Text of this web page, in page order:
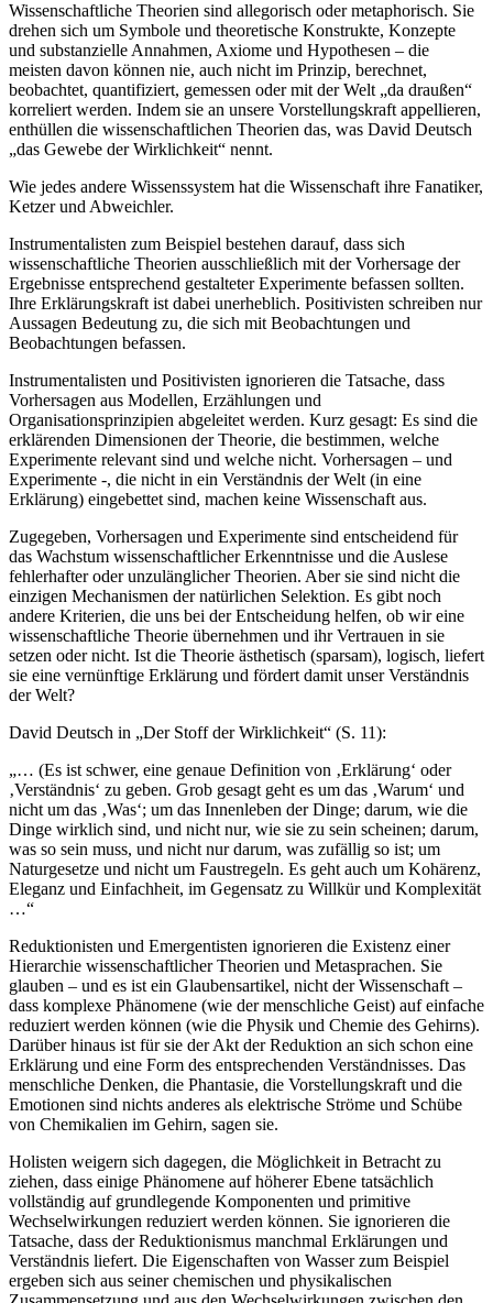
Wissenschaftliche Theorien sind allegorisch oder metaphorisch. Sie
drehen sich um Symbole und theoretische Konstrukte, Konzepte
und substanzielle Annahmen, Axiome und Hypothesen – die
meisten davon können nie, auch nicht im Prinzip, berechnet,
beobachtet, quantifiziert, gemessen oder mit der Welt „da draußen“
korreliert werden. Indem sie an unsere Vorstellungskraft appellieren,
enthüllen die wissenschaftlichen Theorien das, was David Deutsch
„das Gewebe der Wirklichkeit“ nennt.
Wie jedes andere Wissenssystem hat die Wissenschaft ihre Fanatiker,
Ketzer und Abweichler.
Instrumentalisten zum Beispiel bestehen darauf, dass sich
wissenschaftliche Theorien ausschließlich mit der Vorhersage der
Ergebnisse entsprechend gestalteter Experimente befassen sollten.
Ihre Erklärungskraft ist dabei unerheblich. Positivisten schreiben nur
Aussagen Bedeutung zu, die sich mit Beobachtungen und
Beobachtungen befassen.
Instrumentalisten und Positivisten ignorieren die Tatsache, dass
Vorhersagen aus Modellen, Erzählungen und
Organisationsprinzipien abgeleitet werden. Kurz gesagt: Es sind die
erklärenden Dimensionen der Theorie, die bestimmen, welche
Experimente relevant sind und welche nicht. Vorhersagen – und
Experimente -, die nicht in ein Verständnis der Welt (in eine
Erklärung) eingebettet sind, machen keine Wissenschaft aus.
Zugegeben, Vorhersagen und Experimente sind entscheidend für
das Wachstum wissenschaftlicher Erkenntnisse und die Auslese
fehlerhafter oder unzulänglicher Theorien. Aber sie sind nicht die
einzigen Mechanismen der natürlichen Selektion. Es gibt noch
andere Kriterien, die uns bei der Entscheidung helfen, ob wir eine
wissenschaftliche Theorie übernehmen und ihr Vertrauen in sie
setzen oder nicht. Ist die Theorie ästhetisch (sparsam), logisch, liefert
sie eine vernünftige Erklärung und fördert damit unser Verständnis
der Welt?
David Deutsch in „Der Stoff der Wirklichkeit“ (S. 11):
„… (Es ist schwer, eine genaue Definition von ‚Erklärung‘ oder
‚Verständnis‘ zu geben. Grob gesagt geht es um das ‚Warum‘ und
nicht um das ‚Was‘; um das Innenleben der Dinge; darum, wie die
Dinge wirklich sind, und nicht nur, wie sie zu sein scheinen; darum,
was so sein muss, und nicht nur darum, was zufällig so ist; um
Naturgesetze und nicht um Faustregeln. Es geht auch um Kohärenz,
Eleganz und Einfachheit, im Gegensatz zu Willkür und Komplexität
…“
Reduktionisten und Emergentisten ignorieren die Existenz einer
Hierarchie wissenschaftlicher Theorien und Metasprachen. Sie
glauben – und es ist ein Glaubensartikel, nicht der Wissenschaft –
dass komplexe Phänomene (wie der menschliche Geist) auf einfache
reduziert werden können (wie die Physik und Chemie des Gehirns).
Darüber hinaus ist für sie der Akt der Reduktion an sich schon eine
Erklärung und eine Form des entsprechenden Verständnisses. Das
menschliche Denken, die Phantasie, die Vorstellungskraft und die
Emotionen sind nichts anderes als elektrische Ströme und Schübe
von Chemikalien im Gehirn, sagen sie.
Holisten weigern sich dagegen, die Möglichkeit in Betracht zu
ziehen, dass einige Phänomene auf höherer Ebene tatsächlich
vollständig auf grundlegende Komponenten und primitive
Wechselwirkungen reduziert werden können. Sie ignorieren die
Tatsache, dass der Reduktionismus manchmal Erklärungen und
Verständnis liefert. Die Eigenschaften von Wasser zum Beispiel
ergeben sich aus seiner chemischen und physikalischen